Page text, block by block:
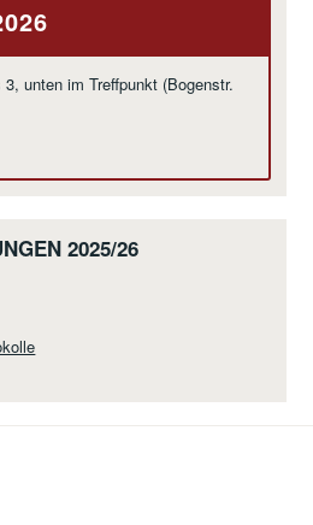
unten im Treffpunkt (Bogenstr.
2025/26